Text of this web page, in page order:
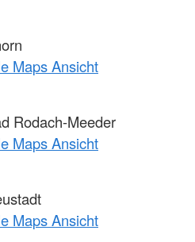
Maps Ansicht
Rodach-Meeder
Maps Ansicht
Maps Ansicht